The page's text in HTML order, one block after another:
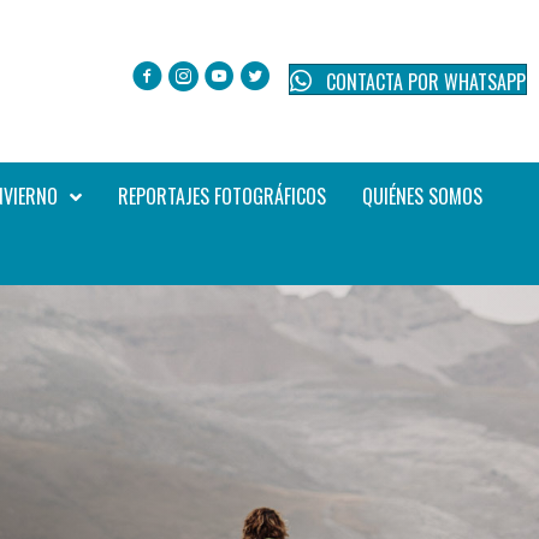
CONTACTA POR WHATSAPP
REPORTAJES FOTOGRÁFICOS QUIÉNES SOMOS